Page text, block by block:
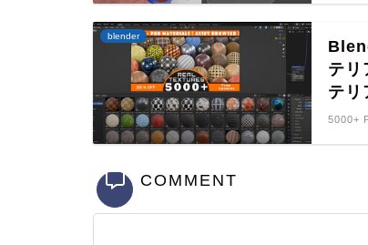
blender
テリ
テリ
5000+
COMMENT